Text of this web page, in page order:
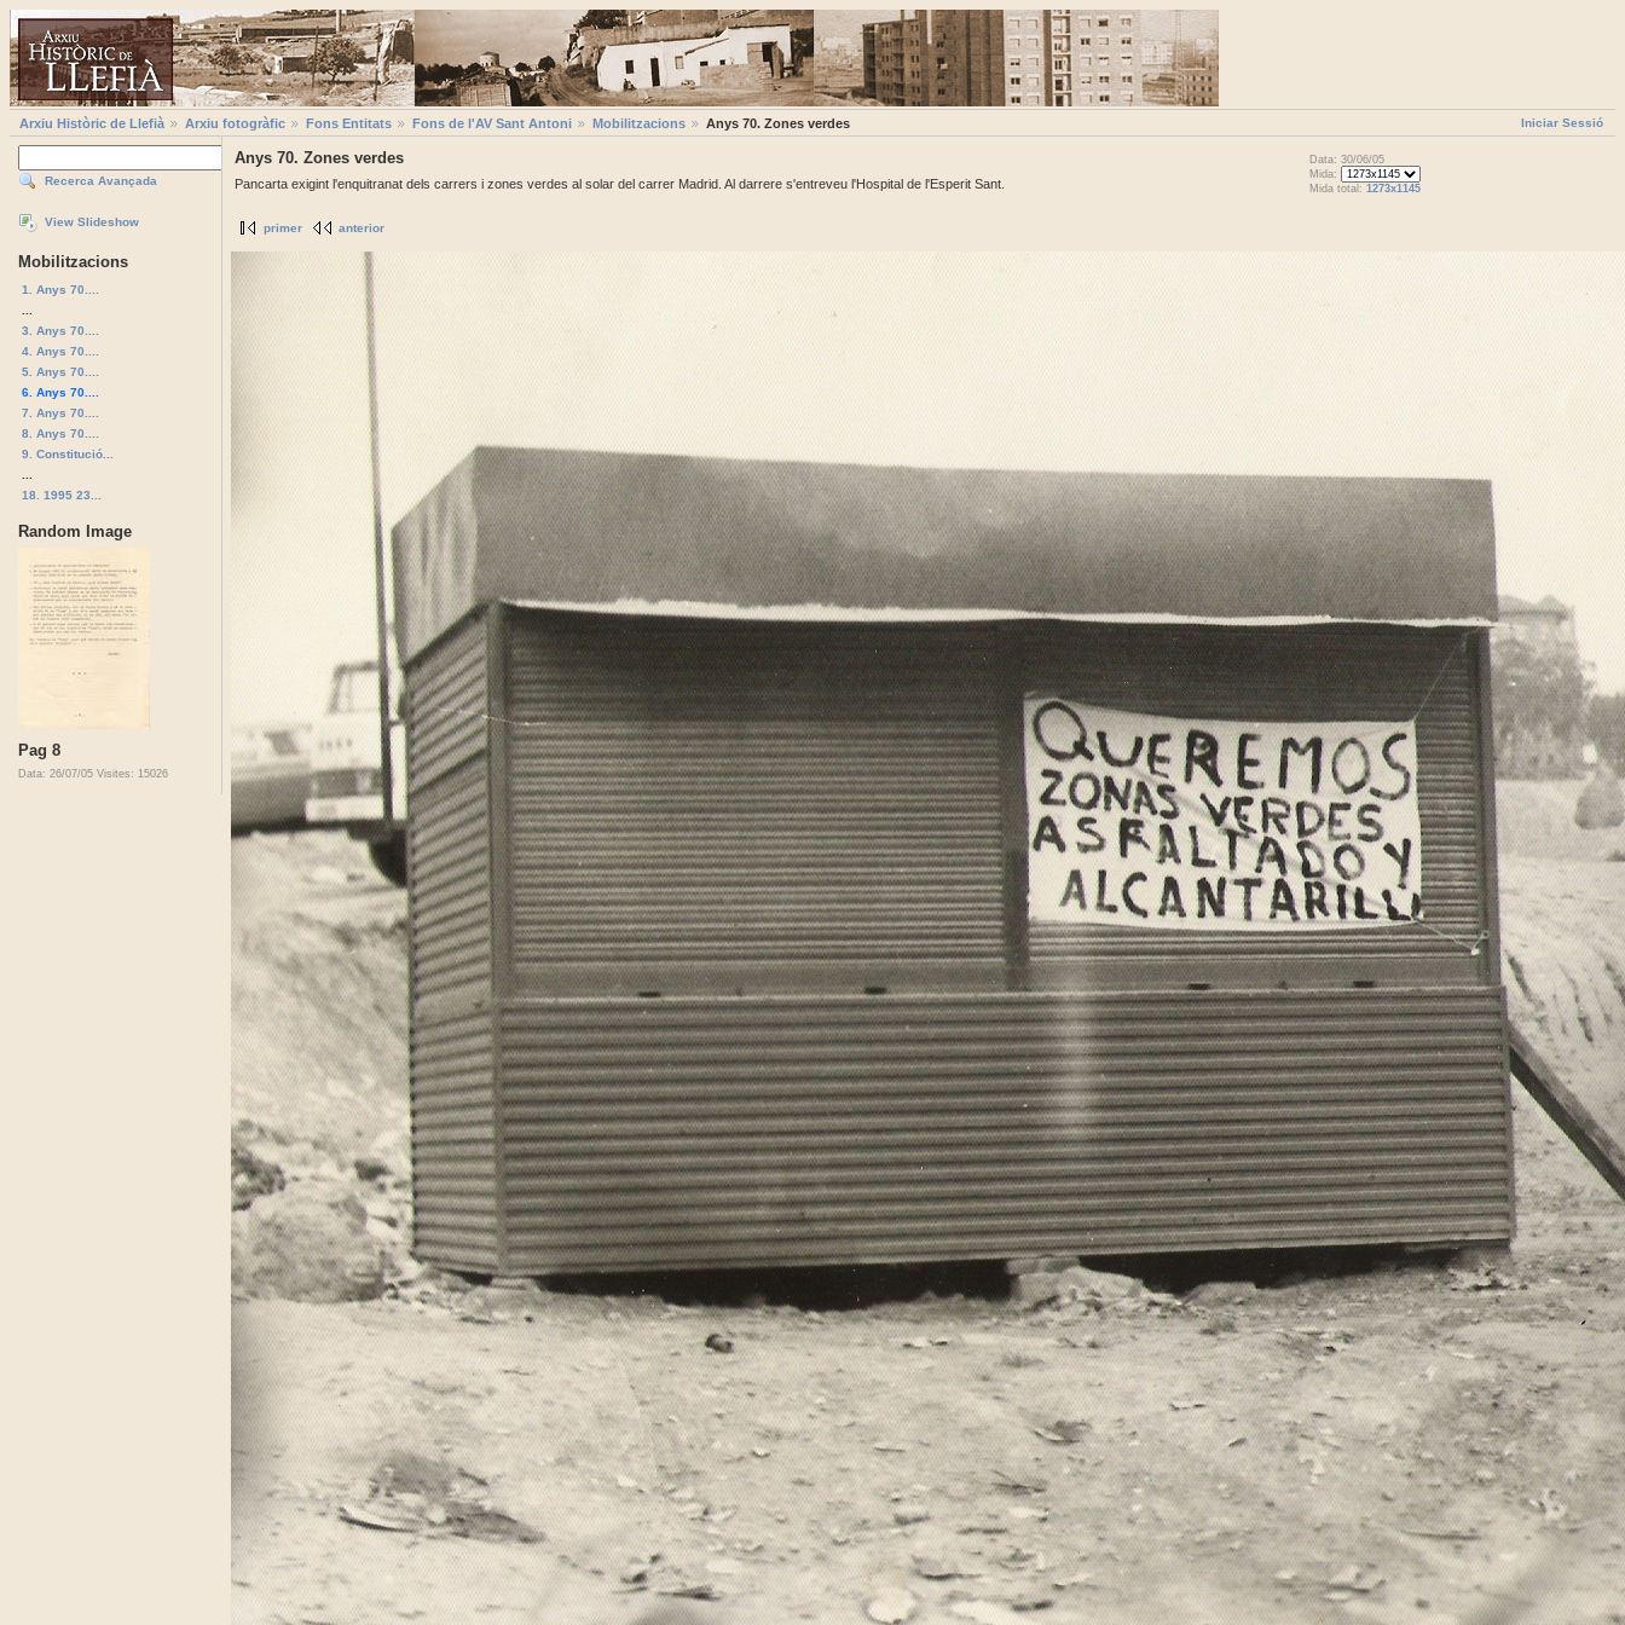
Iniciar Sessió
Arxiu Històric de Llefià Arxiu fotogràfic Fons Entitats Fons de l'AV Sant Antoni Mobilitzacions Anys 70. Zones verdes
Recerca Avançada
View Slideshow
Mobilitzacions
1. Anys 70....
3. Anys 70....
4. Anys 70....
5. Anys 70....
6. Anys 70....
7. Anys 70....
8. Anys 70....
9. Constitució...
18. 1995 23...
Random Image
Pag 8
Data: 26/07/05 Visites: 15026
Anys 70. Zones verdes
Pancarta exigint l'enquitranat dels carrers i zones verdes al solar del carrer Madrid. Al darrere s'entreveu l'Hospital de l'Esperit Sant.
Data: 30/06/05
Mida:
Mida total: 1273x1145
primer anterior